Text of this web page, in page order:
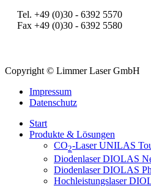
Tel. +49 (0)30 - 6392 5570
Fax +49 (0)30 - 6392 5580
Copyright © Limmer Laser GmbH
Impressum
Datenschutz
Start
Produkte & Lösungen
CO2-Laser UNILAS
Diodenlaser DIOLAS
Diodenlaser DIOLAS
Hochleistungslaser